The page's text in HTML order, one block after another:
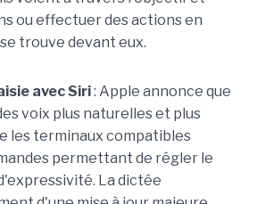
ou effectuer des actions en
trouve devant eux.
avec Siri: Apple annonce que
voix plus naturelles et plus
les terminaux compatibles
permettant de régler le
La dictée